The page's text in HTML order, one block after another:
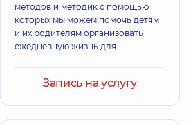
Смаль Богдан
Орестович
Терапевт; Врач
общей практики -
Эндокринолог;
детский,14 лет
опыта
методов и методик с помощью
которых мы можем помочь детям
и их родителям организовать
ежедневную жизнь для
направленных на улучшение
Запись на услугу